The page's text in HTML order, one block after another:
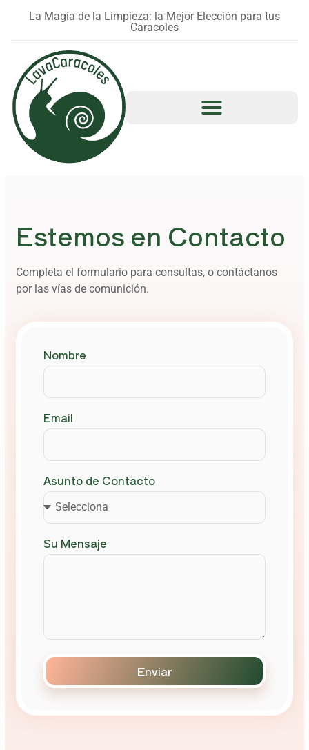
La Magia de la Limpieza: la Mejor Elección para tus
Caracoles
Estemos en Contacto
Completa el formulario para consultas, o contáctanos
por las vías de comunición.
Nombre
Email
Asunto de Contacto
Su Mensaje
Enviar